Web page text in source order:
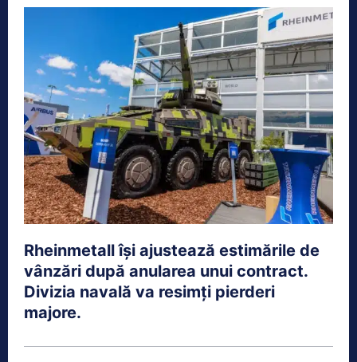
Rheinmetall își ajustează estimările de
vânzări după anularea unui contract.
Divizia navală va resimți pierderi
majore.